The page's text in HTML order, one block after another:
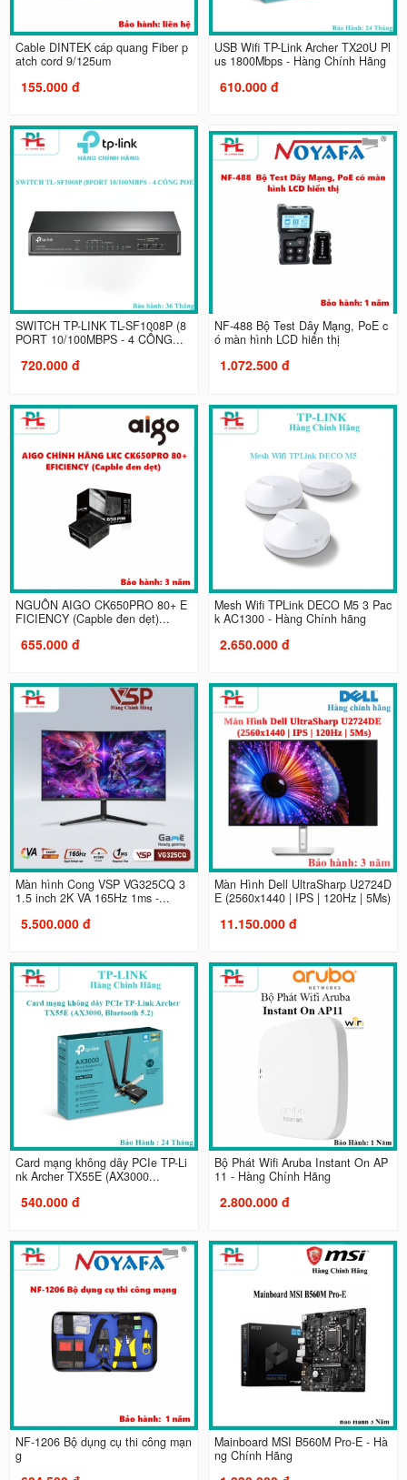
Cable DINTEK cáp quang Fiber p
atch cord 9/125um
155.000 đ
USB Wifi TP-Link Archer TX20U Pl
us 1800Mbps - Hàng Chính Hãng
610.000 đ
SWITCH TP-LINK TL-SF1008P (8
PORT 10/100MBPS - 4 CỔNG...
720.000 đ
NF-488 Bộ Test Dây Mạng, PoE c
ó màn hình LCD hiển thị
1.072.500 đ
NGUỒN AIGO CK650PRO 80+ E
FICIENCY (Capble đen dẹt)...
655.000 đ
Mesh Wifi TPLink DECO M5 3 Pac
k AC1300 - Hàng Chính hãng
2.650.000 đ
Màn hình Cong VSP VG325CQ 3
1.5 inch 2K VA 165Hz 1ms -...
5.500.000 đ
Màn Hình Dell UltraSharp U2724D
E (2560x1440 | IPS | 120Hz | 5Ms)
11.150.000 đ
Card mạng không dây PCIe TP-Li
nk Archer TX55E (AX3000...
540.000 đ
Bộ Phát Wifi Aruba Instant On AP
11 - Hàng Chính Hãng
2.800.000 đ
NF-1206 Bộ dụng cụ thi công mạn
g
Mainboard MSI B560M Pro-E - Hà
ng Chính Hãng